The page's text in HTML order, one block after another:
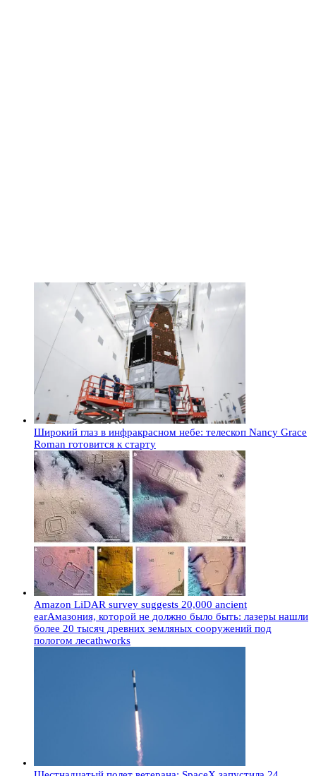
Широкий глаз в инфракрасном небе: телескоп Nancy Grace
Roman готовится к старту
Amazon LiDAR survey suggests 20,000 ancient
earАмазония, которой не должно было быть: лазеры нашли
более 20 тысяч древних земляных сооружений под
пологом лесаthworks